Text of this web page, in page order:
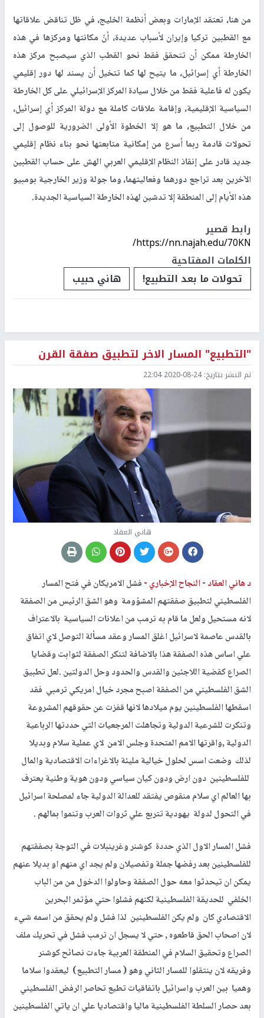
من هنا، تعتقد الإمارات وبعض أنظمة الخليج، في ظل تناقض علاقاتها
مع القطبين تركيا وإيران لأسباب عديدة، أنّ مكانتها ومركزها في هذه
الخارطة ممكن أن تتحقق فقط نحو القطب الذي سيصبح مركز هذه
الخارطة أي إسرائيل، ما يتيح لها كما تتخيل أن يسند لها دور إقليمي
يكون له فاعلية فقط من خلال سيادة المركز الإسرائيلي على كل الخارطة
السياسية الإقليمية، وإقامة علاقات كاملة مع دولة المركز أي إسرائيل،
من خلال التطبيع، ما هو إلا الخطوة الأولى الضرورية للوصول إلى
تحولات قادمة ربما أسرع من إمكانية متابعتها نحو بناء نظام إقليمي
جديد قادر على إنقاذ النظام الإقليمي العربي الهش على حساب القطبين
الآخرين بعد تراجع دورهما وفعاليتهما، وما جولة وزير الخارجية بومبيو
هذه الأيام إلى المنطقة إلا تدشين لهذه الخارطة السياسية الجديدة.
رابط قصير
https://nn.najah.edu/70KN/
الكلمات المفتاحية
تحولات ما بعد التطبيع!
هاني حبيب
"التطبيع" المسار الاخر لتطبيق صفقة القرن
تم النشر بتاريخ:2020-08-24 22:04
هاني العقاد
د هاني العقاد-النجاح الإخباري -فشل الامريكان في فتح المسار
الفلسطيني لتطبيق صفقتهم المشؤومة وهو الشق الرئيس من الصفقة
لانه مستحيل ولعل ما قام به ترمب من اعلانات السياسية بالاعتراف
بالقدس عاصمة لاسرائيل اغلق المسار وعقد مسألة التوصل لاي اتفاق
علي اساس هذه الصفقة هذا بالاضافة لتنكر الصفقة لثوابت وقضايا
الصراع كقضية اللاجئين والقدس والحدود وحل الدولتين .لعل تطبيق
الشق الفلسطيني من الصفقة اصبح مجرد خيال امريكي ترمبي فقد
اسقطها الفلسطينين يوم ميلادها لانها قفزت عن حقوقهم المشروعة
وتنكرت للشرعية الدولية وتجاهلت المرجعيات التي حددتها الرباعية
الدولية ,واقرتها الامم المتحدة وجلس الامن لاي عملية سلام وبديلا
لذلك وضعت اسس لحلول خيالية مليئة بالاغراءات الاقتصادية والمال
للفلسطينين دون ارض ودون كيان سياسي ودون هوية وطنية يعترف
بها العالم اي سلام منقوص يفتقد للعدالة الدولية جاء لمصلحة اسرائيل
في التحول لدولة يهودية تتربع علي ثروات العرب وتنموا بمالهم .
فشل المسار الاول الذي حددة كوشنر وغرينبلات في التوجة بصفقتهم
للفلسطينين بعد رفضها جملة وتفصيلان ولم يجد اي منهم او بديلا عنهم
يمكن ان تيحدثوا معه حول الصفقة وحاولوا الدخول من من الباب
الخلفي للحديقة الفلسطينية لكنهم فشلوا حتي مؤتمر البحرين
الاقتصادي كان ولم يكن الفلسطينين لذا فشل ولم يحقق من اسمه شيء
لان اصحاب الحق قاطعوه , حتي لا يسجل ان ترمب فشل في تحريك ملف
الصراع وتحقيق السلام في المنطقة العربية جاءت نصائح كوشنر
وفريقه لان ينتقلوا للمسار الثاني وهو ( مسار التطبيع) ليعقدوا سلاما
وهميا بين العرب واسرائيل باتفاقيات تطيع تحاصر الرفض الفلسطيني
بعد حصار السلطة الفلسطينية ماليا واقتصاديا علي ان ياتي الفلسطينين